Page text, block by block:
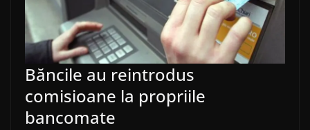
Băncile au reintrodus
comisioane la propriile
bancomate